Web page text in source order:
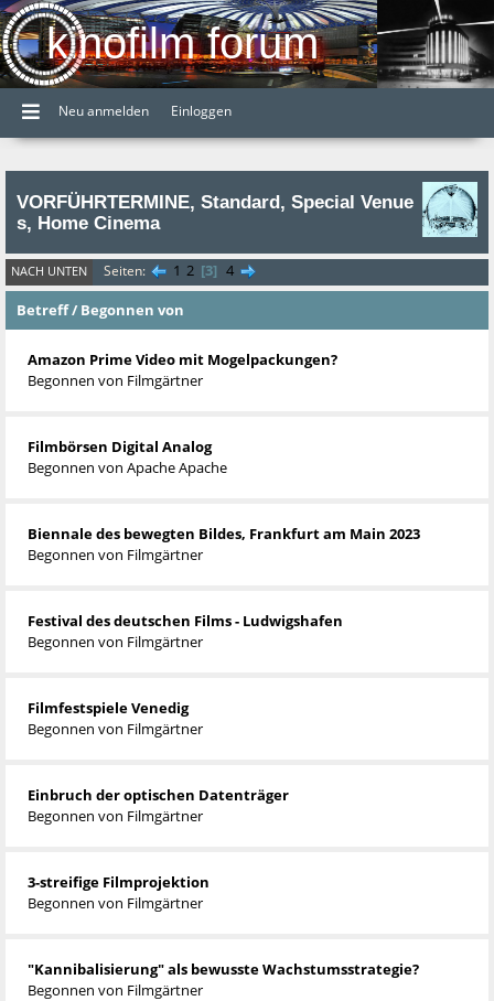
kinofilm forum
Neu anmelden Einloggen
VORFÜHRTERMINE, Standard, Special Venue
s, Home Cinema
NACH UNTEN Seiten 1 2 3
4
Betreff/ Begonnen von
Amazon Prime Video mit Mogelpackungen?
Begonnen von Filmgärtner
Filmbörsen Digital Analog
Begonnen von Apache Apache
Biennale des bewegten Bildes, Frankfurt am Main 2023
Begonnen von Filmgärtner
Festival des deutschen Films - Ludwigshafen
Begonnen von Filmgärtner
Filmfestspiele Venedig
Begonnen von Filmgärtner
Einbruch der optischen Datenträger
Begonnen von Filmgärtner
3-streifige Filmprojektion
Begonnen von Filmgärtner
"Kannibalisierung" als bewusste Wachstumsstrategie?
Begonnen von Filmgärtner